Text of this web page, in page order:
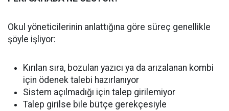
Okul yöneticilerinin anlattığına göre süreç genellikle
şöyle işliyor:
Kırılan sıra, bozulan yazıcı ya da arızalanan kombi
için ödenek talebi hazırlanıyor
Sistem açılmadığı için talep girilemiyor
Talep girilse bile bütçe gerekçesiyle